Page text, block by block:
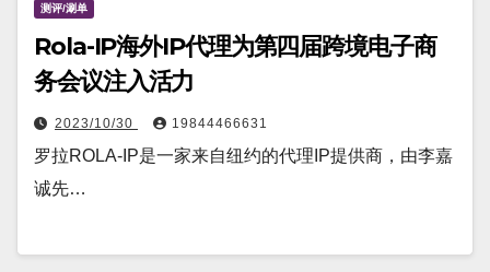
测评/涮单
Rola-IP海外IP代理为第四届跨境电子商
务会议注入活力
2023/10/30 19844466631
罗拉ROLA-IP是一家来自纽约的代理IP提供商，由李嘉
诚先…